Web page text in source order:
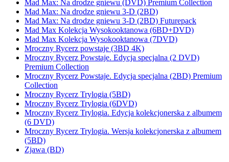
Mad Max: Na drodze gniewu (DVD) Premium Collection
Mad Max: Na drodze gniewu 3-D (2BD)
Mad Max: Na drodze gniewu 3-D (2BD) Futurepack
Mad Max Kolekcja Wysokooktanowa (6BD+DVD)
Mad Max Kolekcja Wysokooktanowa (7DVD)
Mroczny Rycerz powstaje (3BD 4K)
Mroczny Rycerz Powstaje. Edycja specjalna (2 DVD)
Premium Collection
Mroczny Rycerz Powstaje. Edycja specjalna (2BD) Premium
Collection
Mroczny Rycerz Trylogia (5BD)
Mroczny Rycerz Trylogia (6DVD)
Mroczny Rycerz Trylogia. Edycja kolekcjonerska z albumem
(6 DVD)
Mroczny Rycerz Trylogia. Wersja kolekcjonerska z albumem
(5BD)
Zjawa (BD)